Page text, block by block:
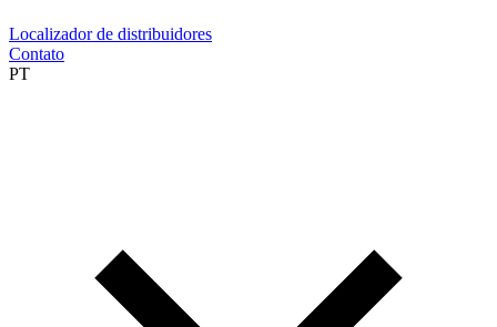
Localizador de distribuidores
Contato
PT